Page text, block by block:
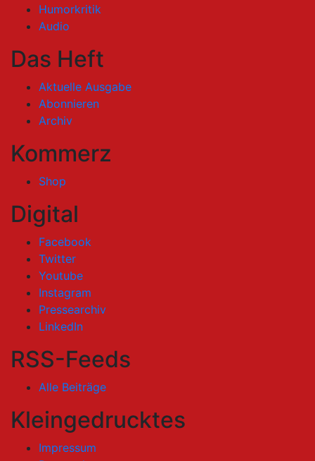
Humorkritik
Audio
Das Heft
Aktuelle Ausgabe
Abonnieren
Archiv
Kommerz
Shop
Digital
Facebook
Twitter
Youtube
Instagram
Pressearchiv
LinkedIn
RSS-Feeds
Alle Beiträge
Kleingedrucktes
Impressum